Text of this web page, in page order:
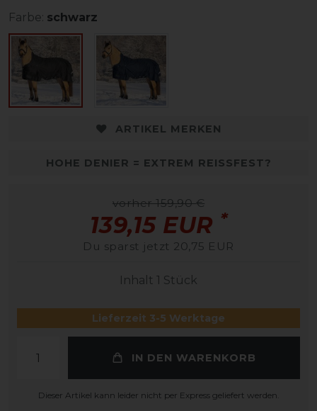
Farbe: schwarz
ARTIKEL MERKEN
HOHE DENIER = EXTREM REISSFEST?
vorher 159,90 €
139,15 EUR *
Du sparst jetzt 20,75 EUR
Inhalt 1 Stück
Lieferzeit 3-5 Werktage
IN DEN WARENKORB
Dieser Artikel kann leider nicht per Express geliefert werden.